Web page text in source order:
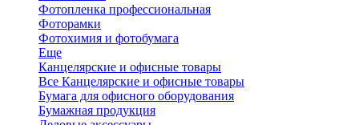
Фотопленка профессиональная
Фоторамки
Фотохимия и фотобумага
Еще
Канцелярские и офисные товары
Все Канцелярские и офисные товары
Бумага для офисного оборудования
Бумажная продукция